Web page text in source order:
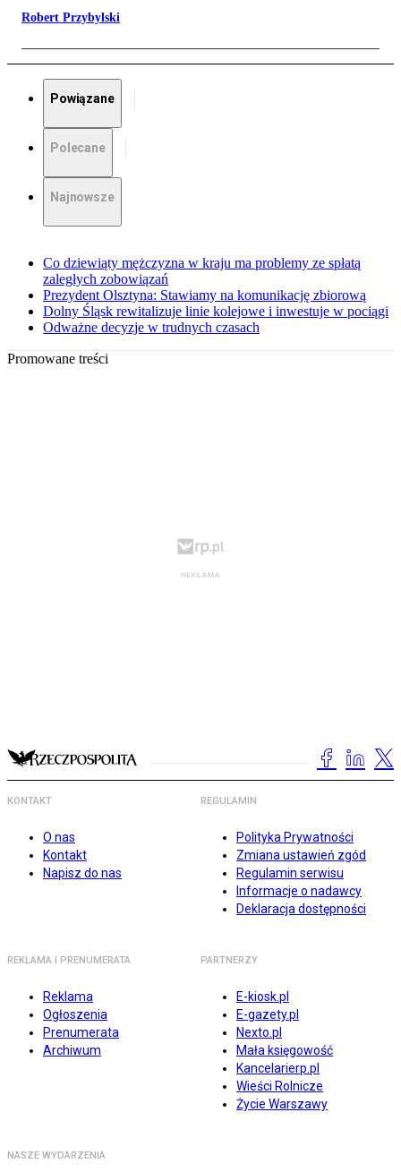
Robert Przybylski
Powiązane
Polecane
Najnowsze
Co dziewiąty mężczyzna w kraju ma problemy ze spłatą
zaległych zobowiązań
Prezydent Olsztyna: Stawiamy na komunikację zbiorową
Dolny Śląsk rewitalizuje linie kolejowe i inwestuje w pociągi
Odważne decyzje w trudnych czasach
Promowane treści
KONTAKT
O nas
Kontakt
Napisz do nas
REGULAMIN
Polityka Prywatności
Zmiana ustawień zgód
Regulamin serwisu
Informacje o nadawcy
Deklaracja dostępności
REKLAMA I PRENUMERATA
Reklama
Ogłoszenia
Prenumerata
Archiwum
PARTNERZY
E-kiosk.pl
E-gazety.pl
Nexto.pl
Mała księgowość
Kancelarierp.pl
Wieści Rolnicze
Życie Warszawy
NASZE WYDARZENIA